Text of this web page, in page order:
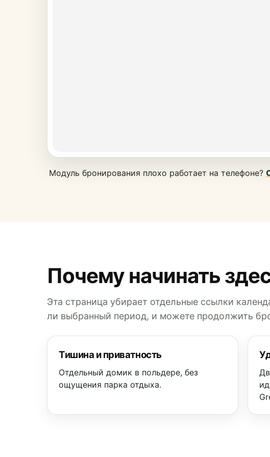
Модуль бронирования плохо работает на телефоне?
Почему начинать
Эта страница убирает отдельные ссылки
ли выбранный период, и можете продолжить
Тишина и приватность
Отдельный домик в польдере, без
ощущения парка отдыха.